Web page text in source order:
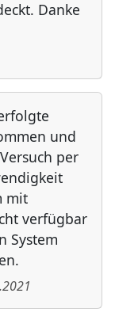
Danke
und
per
mit
verfügbar
System